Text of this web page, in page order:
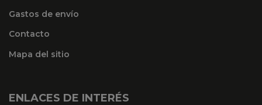
Gastos de envío
Contacto
Mapa del sitio
ENLACES DE INTERÉS